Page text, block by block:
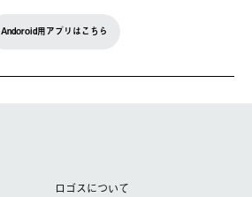
Andoroid用アプリはこちら
ロゴスについて